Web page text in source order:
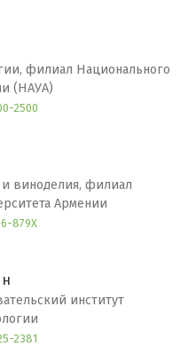
филиал Национального
(НАУА)
2500
виноделия, филиал
Армении
879X
институт
2381